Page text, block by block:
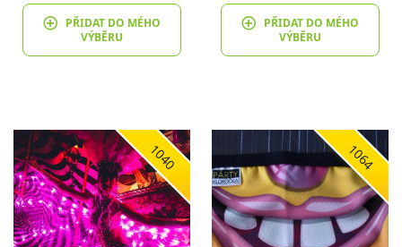
PŘIDAT DO MÉHO
VÝBĚRU
PŘIDAT DO MÉHO
VÝBĚRU
1040 1064